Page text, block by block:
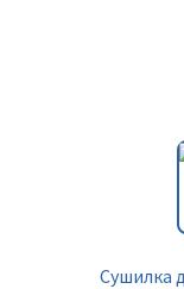
Сушилка